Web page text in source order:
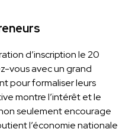
d’inscription le 20
vous avec un grand
pour formaliser leurs
montre l’intérêt et le
seulement encourage
l’économie nationale